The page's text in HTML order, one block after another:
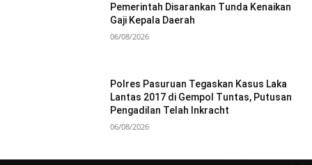
Pemerintah Disarankan Tunda Kenaikan
Gaji Kepala Daerah
06/08/2026
Polres Pasuruan Tegaskan Kasus Laka
Lantas 2017 di Gempol Tuntas, Putusan
Pengadilan Telah Inkracht
06/08/2026